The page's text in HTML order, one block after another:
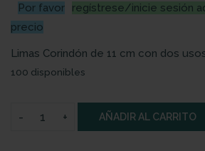
Por favor regístrese/inicie sesión
precio
Limas Corindón de 11 cm con dos
100 disponibles
AÑADIR AL CARRITO